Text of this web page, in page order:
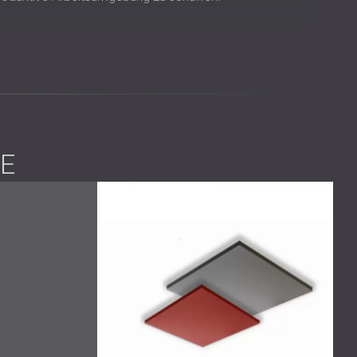
und reduziert gleichzeitig den Nachhall.
erfolgreich auf deutlich unter eine Sekunde und
der Mitarbeiter deutlich. Das verbesserte
und das Wohlbefinden der Mitarbeiter aus.